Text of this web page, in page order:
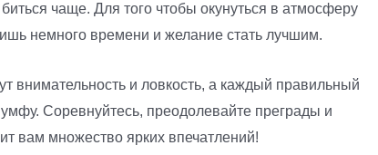
чаще. Для того чтобы окунуться в атмосферу
немного времени и желание стать лучшим.
внимательность и ловкость, а каждый правильный
Соревнуйтесь, преодолевайте преграды и
вам множество ярких впечатлений!